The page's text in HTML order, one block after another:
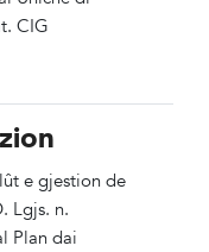
CIG
e gjestion de
Lgjs. n.
Plan dai